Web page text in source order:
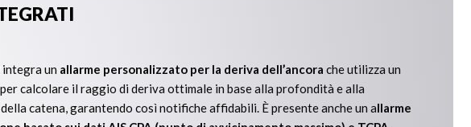
integra un allarme personalizzato per la deriva dell’ancora che utilizza un
calcolare il raggio di deriva ottimale in base alla profondità e alla
catena, garantendo così notifiche affidabili. È presente anche un allarme